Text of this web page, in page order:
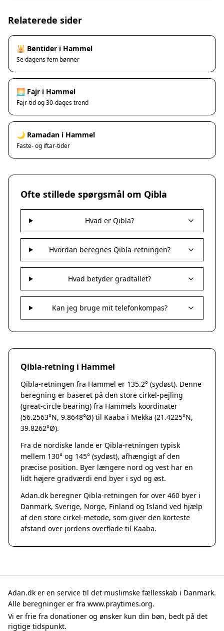
Vanløse
Haslev
Kalundborg
Korsør
Nykøbing Sjælland
Præstø
Sorø
Stege
Svendstrup
Vordingborg
Assens
Bogense
Faaborg
Kerteminde
Middelfart
Munkebo
Ringe
Rudkøbing
Ebeltoft
Galten
Grenaa
Hedensted
Hinnerup
Hobro
Mariager
Odder
Purhus
Rønde
Tranbjerg
Trustrup
Billund
Relaterede sider
🕌 Bøntider i Hammel
Se dagens fem bønner
🌅 Fajr i Hammel
Fajr-tid og 30-dages trend
🌙 Ramadan i Hammel
Faste- og iftar-tider
Ofte stillede spørgsmål om Qibla
Hvad er Qibla?
Hvordan beregnes Qibla-retningen?
Hvad betyder gradtallet?
Kan jeg bruge mit telefonkompas?
Qibla-retning i Hammel
Qibla-retningen fra Hammel er 135.2° (sydøst). Denne
beregning er baseret på den store cirkel-pejling
(great-circle bearing) fra Hammels koordinater
(56.2563°N, 9.8648°Ø) til Kaaba i Mekka (21.4225°N,
39.8262°Ø).
Fra de nordiske lande er Qibla-retningen typisk
mellem 130° og 145° (sydøst), afhængigt af den
præcise position. Byer længere nord og vest har en
lidt højere gradværdi end byer i syd og øst.
Adan.dk beregner Qibla-retningen for over 460 byer i
Danmark, Sverige, Norge, Finland og Island ved hjælp
af den store cirkel-metode, som giver den korteste
afstand over jordens overflade til Kaaba.
Adan.dk er en service til det muslimske fællesskab i Danmark.
Alle beregninger er fra www.praytimes.org.
Vi er frie fra donationer og ønsker kun din bøn, bedt på det
rigtige tidspunkt.